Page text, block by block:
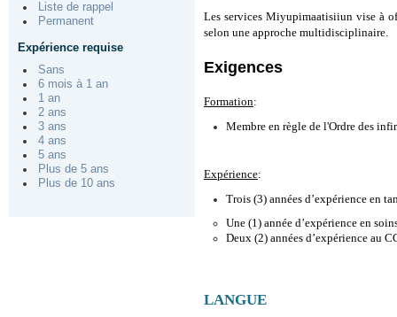
Liste de rappel
Permanent
Expérience requise
Sans
6 mois à 1 an
1 an
2 ans
3 ans
4 ans
5 ans
Plus de 5 ans
Plus de 10 ans
Les services Miyupimaatisiiun vise à
selon une approche multidisciplinaire.
Exigences
Formation:
Membre en règle de l'Ordre des
Expérience:
Trois (3) années d’expérience en
Une (1) année d’expérience en
Deux (2) années d’expérience au
LANGUE